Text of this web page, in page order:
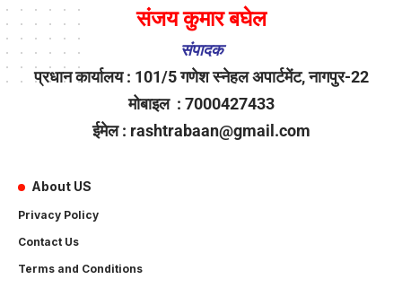
संजय कुमार बघेल
संपादक
प्रधान कार्यालय : 101/5 गणेश स्नेहल अपार्टमेंट, नागपुर-22
मोबाइल : 7000427433
ईमेल : rashtrabaan@gmail.com
About US
Privacy Policy
Contact Us
Terms and Conditions